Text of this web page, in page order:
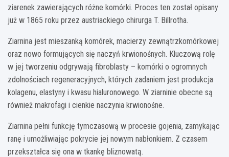
ziarenek zawierających różne komórki. Proces ten został opisany
już w 1865 roku przez austriackiego chirurga T. Billrotha.
Ziarnina jest mieszanką komórek, macierzy zewnątrzkomórkowej
oraz nowo formujących się naczyń krwionośnych. Kluczową rolę
w jej tworzeniu odgrywają fibroblasty – komórki o ogromnych
zdolnościach regeneracyjnych, których zadaniem jest produkcja
kolagenu, elastyny i kwasu hialuronowego. W ziarninie obecne są
również makrofagi i cienkie naczynia krwionośne.
Ziarnina pełni funkcję tymczasową w procesie gojenia, zamykając
ranę i umożliwiając pokrycie jej nowym nabłonkiem. Z czasem
przekształca się ona w tkankę bliznowatą.